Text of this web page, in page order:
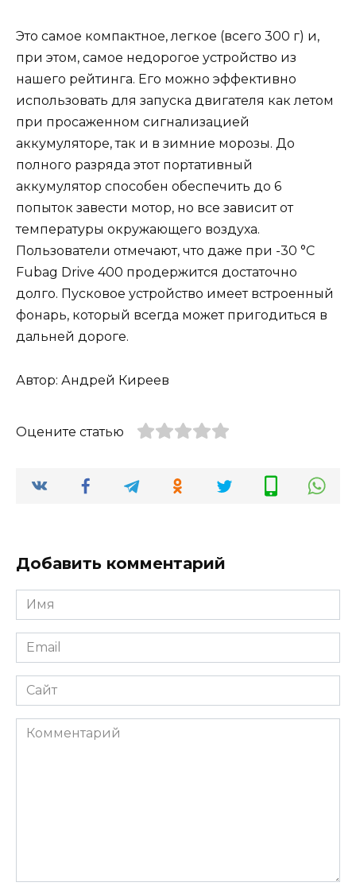
Это самое компактное, легкое (всего 300 г) и,
при этом, самое недорогое устройство из
нашего рейтинга. Его можно эффективно
использовать для запуска двигателя как летом
при просаженном сигнализацией
аккумуляторе, так и в зимние морозы. До
полного разряда этот портативный
аккумулятор способен обеспечить до 6
попыток завести мотор, но все зависит от
температуры окружающего воздуха.
Пользователи отмечают, что даже при -30 °C
Fubag Drive 400 продержится достаточно
долго. Пусковое устройство имеет встроенный
фонарь, который всегда может пригодиться в
дальней дороге.
Автор: Андрей Киреев
Оцените статью
Добавить комментарий
Имя
*
Email
*
Сайт
Комментарий